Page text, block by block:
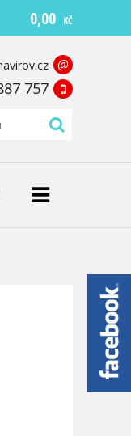
0,00 KČ
@
757